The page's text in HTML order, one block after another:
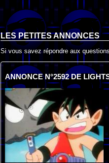
LES PETITES ANNONCES
Si vous savez répondre aux
ANNONCE N°2592 DE